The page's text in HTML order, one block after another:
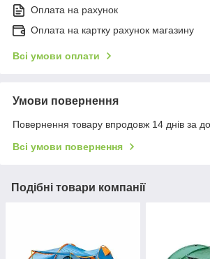
Оплата на рахунок
Оплата на картку рахунок магазину
Всі умови оплати
Умови повернення
Повернення товару впродовж 14 днів за
Всі умови повернення
Подібні товари компанії